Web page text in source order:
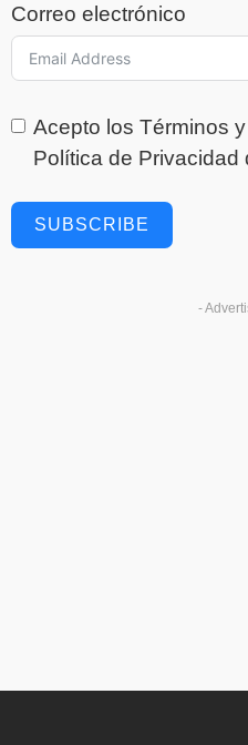
Correo electrónico
Acepto los Términos
Política de Privacidad
SUBSCRIBE
-